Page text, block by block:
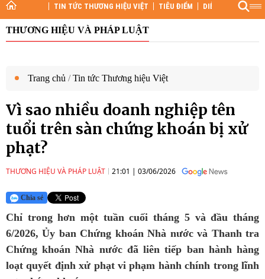
TIN TỨC THƯƠNG HIỆU VIỆT TIÊU ĐIỂM DIỄN ĐÀN HỒ
THƯƠNG HIỆU VÀ PHÁP LUẬT
Trang chủ /Tin tức Thương hiệu Việt
Vì sao nhiều doanh nghiệp tên
tuổi trên sàn chứng khoán bị xử
phạt?
THƯƠNG HIỆU VÀ PHÁP LUẬT 21:01 | 03/06/2026
Chia sẻ
Chỉ trong hơn một tuần cuối tháng 5 và đầu tháng
6/2026, Ủy ban Chứng khoán Nhà nước và Thanh tra
Chứng khoán Nhà nước đã liên tiếp ban hành hàng
loạt quyết định xử phạt vi phạm hành chính trong lĩnh